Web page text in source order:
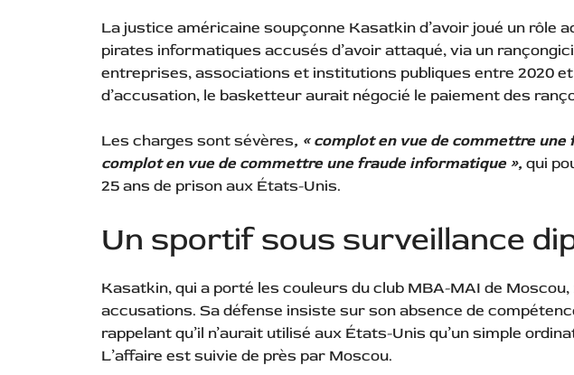
La justice américaine soupçonne Kasatkin d’avoir joué un rôle
pirates informatiques accusés d’avoir attaqué, via un
entreprises, associations et institutions publiques entre 2020 et
d’accusation, le basketteur aurait négocié le paiement des
Les charges sont sévères, « complot en vue de commettre une
complot en vue de commettre une fraude informatique », qui
25 ans de prison aux États-Unis.
Un sportif sous surveillance
Kasatkin, qui a porté les couleurs du club MBA-MAI de
accusations. Sa défense insiste sur son absence de
rappelant qu’il n’aurait utilisé aux États-Unis qu’un simple
L’affaire est suivie de près par Moscou.